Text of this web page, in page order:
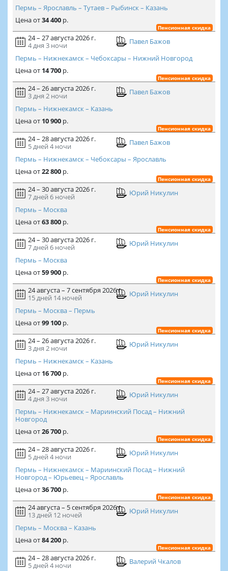
Пермь – Ярославль – Тутаев – Рыбинск – Казань
Ценаот34 400р.
Пенсионная скидка
24 – 27 августа 2026 г.
4 дня 3 ночи
Павел Бажов
Пермь – Нижнекамск – Чебоксары – Нижний Новгород
Ценаот 14 700р.
Пенсионная скидка
24 – 26 августа 2026 г.
3 дня 2 ночи
Павел Бажов
Пермь – Нижнекамск – Казань
Ценаот 10 900р.
Пенсионная скидка
24 – 28 августа 2026 г.
5 дней 4 ночи
Павел Бажов
Пермь – Нижнекамск – Чебоксары – Ярославль
Ценаот22 800р.
Пенсионная скидка
24 – 30 августа 2026 г.
7 дней 6 ночей
Юрий Никулин
Пермь – Москва
Ценаот63 800р.
Пенсионная скидка
24 – 30 августа 2026 г.
7 дней 6 ночей
Юрий Никулин
Пермь – Москва
Ценаот59 900р.
Пенсионная скидка
24 августа – 7 сентября 2026 г.
15 дней 14 ночей
Юрий Никулин
Пермь – Москва – Пермь
Ценаот99 100р.
Пенсионная скидка
24 – 26 августа 2026 г.
3 дня 2 ночи
Юрий Никулин
Пермь – Нижнекамск – Казань
Ценаот 16 700р.
Пенсионная скидка
24 – 27 августа 2026 г.
4 дня 3 ночи
Юрий Никулин
Пермь – Нижнекамск – Мариинский Посад – Нижний
Новгород
Ценаот26 700р.
Пенсионная скидка
24 – 28 августа 2026 г.
5 дней 4 ночи
Юрий Никулин
Пермь – Нижнекамск – Мариинский Посад – Нижний
Новгород – Юрьевец – Ярославль
Ценаот36 700р.
Пенсионная скидка
24 августа – 5 сентября 2026 г.
13 дней 12 ночей
Юрий Никулин
Пермь – Москва – Казань
Ценаот84 200р.
Пенсионная скидка
24 – 28 августа 2026 г.
5 дней 4 ночи Валерий Чкалов